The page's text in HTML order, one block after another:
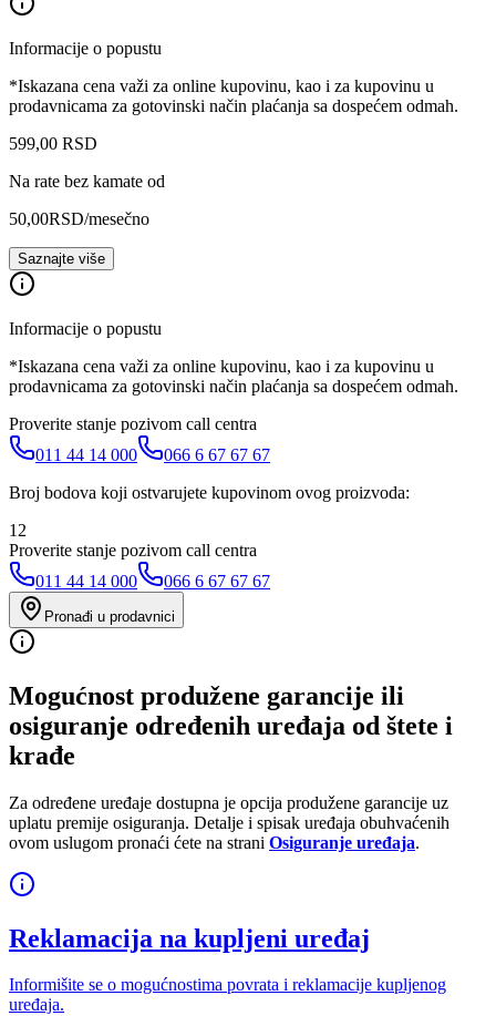
Informacije o popustu
*Iskazana cena važi za online kupovinu, kao i za kupovinu u
prodavnicama za gotovinski način plaćanja sa dospećem odmah.
599,00 RSD
Na rate bez kamate od
50,00RSD/mesečno
Saznajte više
Informacije o popustu
*Iskazana cena važi za online kupovinu, kao i za kupovinu u
prodavnicama za gotovinski način plaćanja sa dospećem odmah.
Proverite stanje pozivom call centra
011 44 14 000
066 6 67 67 67
Broj bodova koji ostvarujete kupovinom ovog proizvoda:
12
Proverite stanje pozivom call centra
011 44 14 000
066 6 67 67 67
Pronađi u prodavnici
Mogućnost produžene garancije ili
osiguranje određenih uređaja od štete i
krađe
Za određene uređaje dostupna je opcija produžene garancije uz
uplatu premije osiguranja. Detalje i spisak uređaja obuhvaćenih
ovom uslugom pronaći ćete na strani Osiguranje uređaja.
Reklamacija na kupljeni uređaj
Informišite se o mogućnostima povrata i reklamacije kupljenog
uređaja.